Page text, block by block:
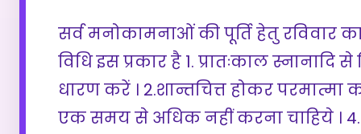
सर्व मनोकामनाओं की पूर्ति हेतु रविवार का
विधि इस प्रकार है 1. प्रातःकाल स्नानादि से
धारण करें । 2.शान्तचित्त होकर
एक समय से अधिक नहीं करना चाहिये ।